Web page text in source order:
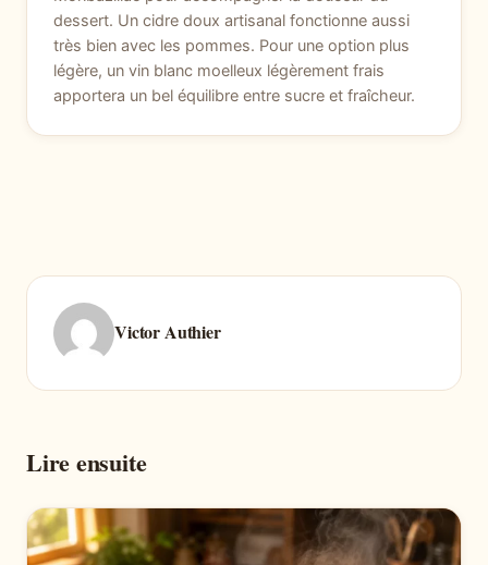
dessert. Un cidre doux artisanal fonctionne aussi
très bien avec les pommes. Pour une option plus
légère, un vin blanc moelleux légèrement frais
apportera un bel équilibre entre sucre et fraîcheur.
Victor Authier
Lire ensuite